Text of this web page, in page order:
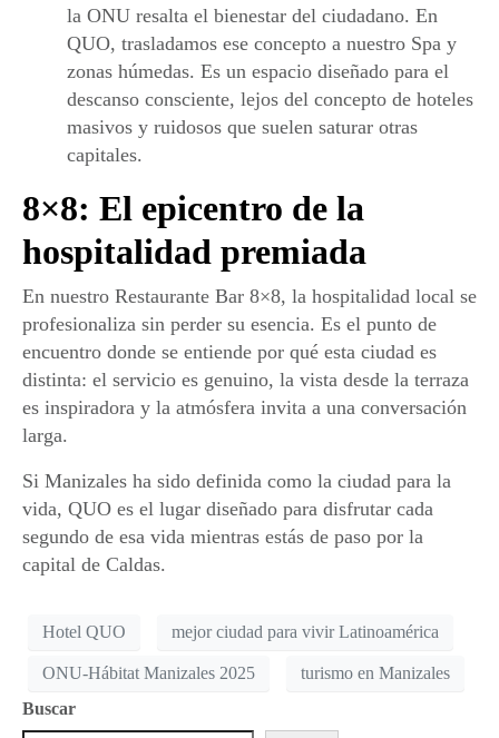
la ONU resalta el bienestar del ciudadano. En
QUO, trasladamos ese concepto a nuestro Spa y
zonas húmedas. Es un espacio diseñado para el
descanso consciente, lejos del concepto de hoteles
masivos y ruidosos que suelen saturar otras
capitales.
8×8: El epicentro de la
hospitalidad premiada
En nuestro Restaurante Bar 8×8, la hospitalidad local se
profesionaliza sin perder su esencia. Es el punto de
encuentro donde se entiende por qué esta ciudad es
distinta: el servicio es genuino, la vista desde la terraza
es inspiradora y la atmósfera invita a una conversación
larga.
Si Manizales ha sido definida como la ciudad para la
vida, QUO es el lugar diseñado para disfrutar cada
segundo de esa vida mientras estás de paso por la
capital de Caldas.
Hotel QUO mejor ciudad para vivir Latinoamérica
ONU-Hábitat Manizales 2025
turismo en Manizales
Buscar